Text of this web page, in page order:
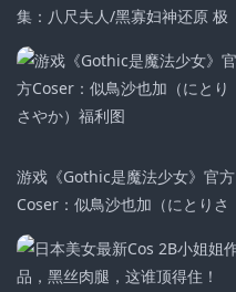
集：八尺夫人/黑寡妇神还原 极
品身材引爆视觉盛宴
游戏《Gothic是魔法少女》官方
Coser：似鳥沙也加（にとりさ
やか）福利图